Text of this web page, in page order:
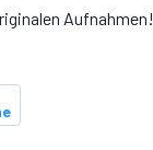
Aufnahmen!